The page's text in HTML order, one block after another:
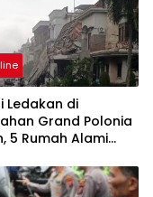
Ledakan di
Grand Polonia
5 Rumah Alami